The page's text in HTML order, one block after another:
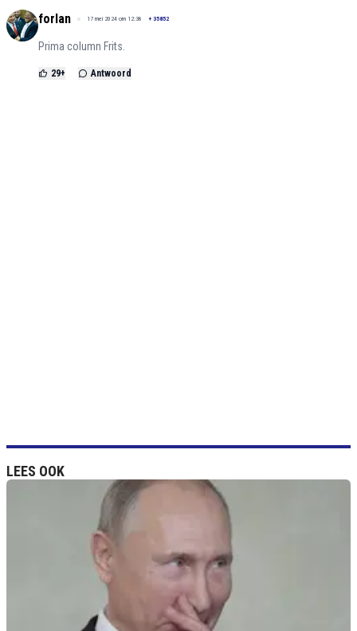
forlan 17 mei 2024 om 12:38 + 35852
Prima column Frits.
29+ Antwoord
LEES OOK